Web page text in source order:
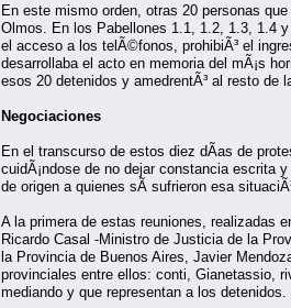
En este mismo orden, otras 20 personas
Olmos. En los Pabellones 1.1, 1.2, 1.3, 1.4
el acceso a los telÃ©fonos, prohibiÃ³ el
desarrollaba el acto en memoria del mÃ¡s
esos 20 detenidos y amedrentÃ³ al resto de
Negociaciones
En el transcurso de estos diez dÃ­as de
cuidÃ¡ndose de no dejar constancia escrita
de origen a quienes sÃ­ sufrieron esa
A la primera de estas reuniones, realizadas
Ricardo Casal -Ministro de Justicia de la
la Provincia de Buenos Aires, Javier
provinciales entre ellos: conti, Gianetassio,
mediando y que representan a los detenidos.